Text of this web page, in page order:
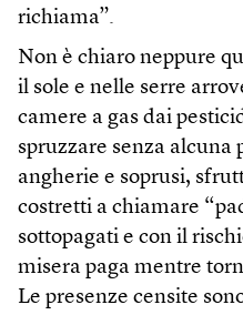
richiama”.
Non è chiaro neppure
il sole e nelle serre
camere a gas dai
spruzzare senza alcuna
angherie e soprusi,
costretti a chiamare
sottopagati e con il
misera paga mentre
Le presenze censite